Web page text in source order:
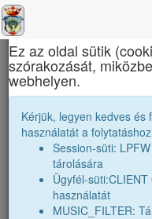
Névsor bővítése új
Véndiákok száma:35
×
Ez az oldal sütik
szórakozását,
webhelyen.
Kérjük, legyen kedves és
használatát a
Session-süti:
tárolására
Ügyfél-
használatát
MUSIC_FILTER: